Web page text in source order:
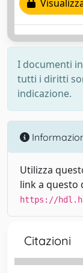
I documenti
tutti i diritti
indicazione.
Utilizza
link a questo
https://
Citazioni